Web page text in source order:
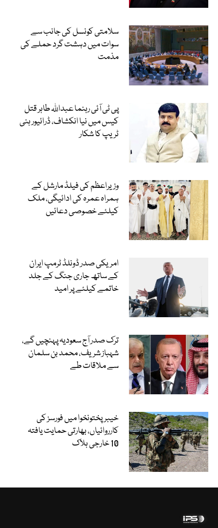
سلامتی کونسل کی جانب سے
سوات میں دہشت گرد حملے کی
مذمت
پی ٹی آئی رہنما عبداللہ طاہر قتل
کیس میں نیا انکشاف، ڈرائیور ہنی
ٹریپ کا شکار
وزیراعظم کی فیلڈ مارشل کے
ہمراہ عمرہ کی ادائیگی، ملک
کیلئے خصوصی دعائیں
امریکی صدر ڈونلڈ ٹرمپ ایران
کے ساتھ جاری جنگ کے جلد
خاتمے کیلئے پر امید
ترک صدر آج سعودیہ پہنچیں گے،
شہباز شریف، محمد بن سلمان
سے ملاقات طے
خیبرپختونخوا میں فورسز کی
کارروائیاں، بھارتی حمایت یافتہ
10 خارجی ہلاک